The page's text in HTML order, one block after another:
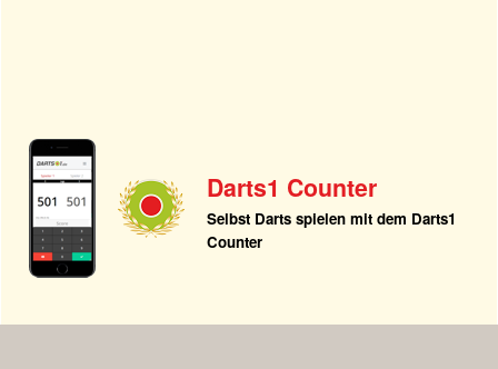
Darts1 Counter
Selbst Darts spielen mit dem Darts1
Counter